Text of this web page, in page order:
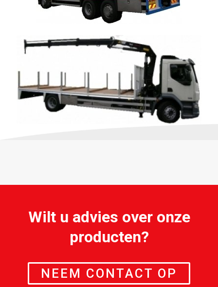
Wilt u advies over onze
producten?
NEEM CONTACT OP